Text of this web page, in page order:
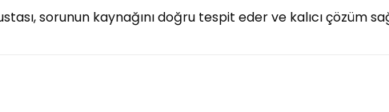
sorunun kaynağını doğru tespit eder ve kalıcı çözüm